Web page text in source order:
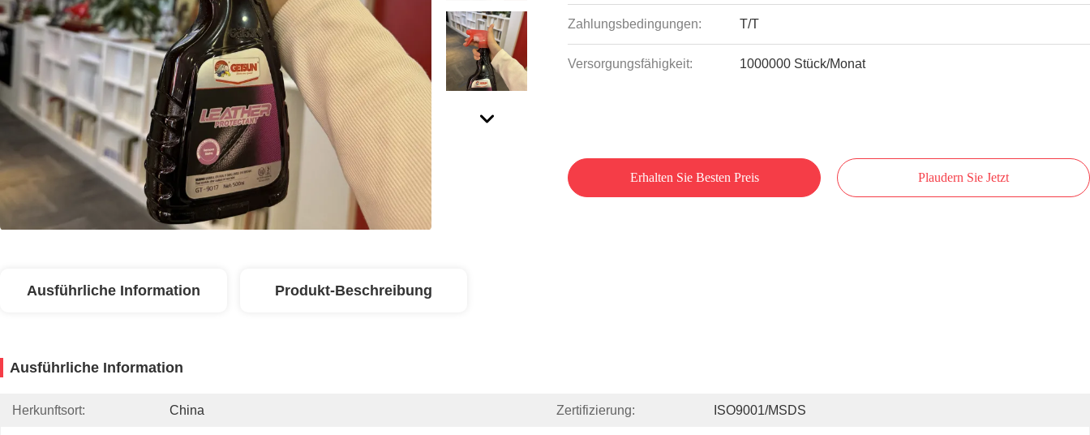
Zahlungsbedingungen: T/T
Versorgungsfähigkeit: 1000000 Stück/Monat
Erhalten Sie Besten Preis Plaudern Sie Jetzt
Ausführliche Information Produkt-Beschreibung
Ausführliche Information
Herkunftsort: China Zertifizierung: ISO9001/MSDS